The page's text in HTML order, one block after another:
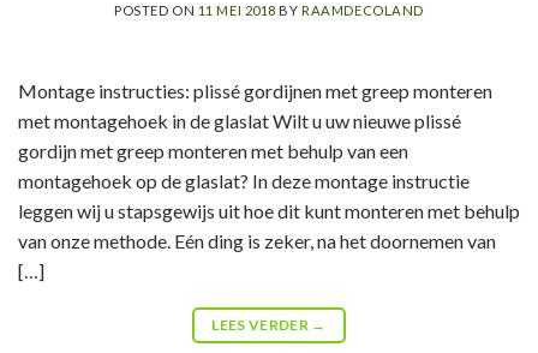
POSTED ON 11 MEI 2018 BYRAAMDECOLAND
Montage instructies: plissé gordijnen met greep monteren
met montagehoek in de glaslat Wilt u uw nieuwe plissé
gordijn met greep monteren met behulp van een
montagehoek op de glaslat? In deze montage instructie
leggen wij u stapsgewijs uit hoe dit kunt monteren met behulp
van onze methode. Eén ding is zeker, na het doornemen van
[…]
LEES VERDER →